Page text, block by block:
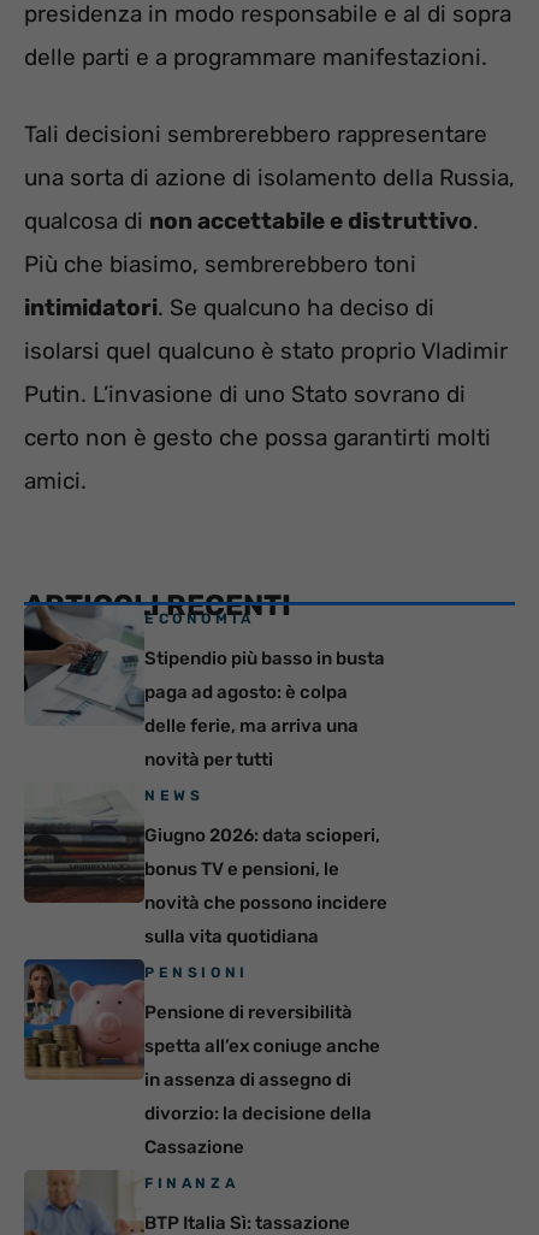
presidenza in modo responsabile e al di sopra
delle parti e a programmare manifestazioni.
Tali decisioni sembrerebbero rappresentare
una sorta di azione di isolamento della Russia,
qualcosa di non accettabile e distruttivo.
Più che biasimo, sembrerebbero toni
intimidatori. Se qualcuno ha deciso di
isolarsi quel qualcuno è stato proprio Vladimir
Putin. L’invasione di uno Stato sovrano di
certo non è gesto che possa garantirti molti
amici.
ARTICOLI RECENTI
ECONOMIA
Stipendio più basso in busta
paga ad agosto: è colpa
delle ferie, ma arriva una
novità per tutti
NEWS
Giugno 2026: data scioperi,
bonus TV e pensioni, le
novità che possono incidere
sulla vita quotidiana
PENSIONI
Pensione di reversibilità
spetta all’ex coniuge anche
in assenza di assegno di
divorzio: la decisione della
Cassazione
FINANZA
BTP Italia Sì: tassazione